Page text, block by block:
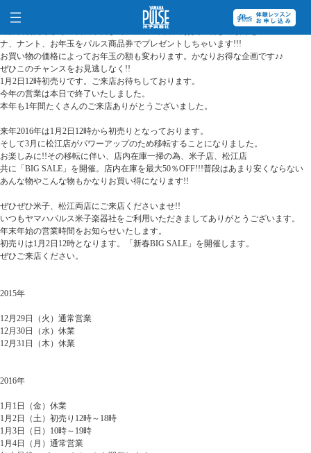
2016年、初っ端からパルス、やっちゃいます!!!
1月2日初売りから17日日曜日までにパルス両店でお買い物して頂くと、
ナ、ナント、お年玉をパルス商品券でプレゼントしちゃいます!!!
お買い物の価格によってお年玉の額も変わります。かなりお得な企画です♪♪
ぜひこのチャンスをお見逃しなく!!
1月2日12時初売りです。ご来店お待ちしております。
今年の営業は本日で終了いたしました。
本年も1年間たくさんのご来店ありがとうございました。
来年2016年は1月2日12時から初売りとなっております。
そして3月に松江店がパワーアップのため移転することになりました。
お楽しみに!!その移転に伴い、店内在庫一掃の為、米子店、松江店
共に「BIG SALE」を開催。店内在庫を最大50％OFF!!!普段はあまり安くならない
あんな物やこんな物もかなりお買い得になります!!
ぜひぜひ米子、松江両店にご来店くださいませ!!
いつもヤマハパルス米子楽器社をご利用いただきましてありがとうございます。
年末年始の営業時間をお知らせいたします。
初売りは1月2日12時となります。「新春BIG SALE」を開催します。
ぜひご来店ください。
2015年
12月29日（火）通常営業
12月30日（水）休業
12月31日（木）休業
2016年
1月1日（金）休業
1月2日（土）初売り12時～18時
1月3日（日）10時～19時
1月4日（月）通常営業